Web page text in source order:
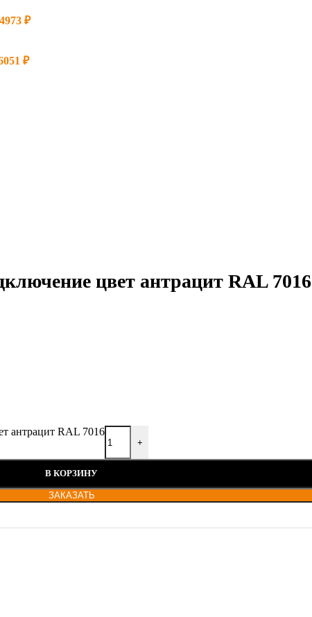
₽
₽
цвет антрацит RAL 7016
антрацит RAL 7016
+
В КОРЗИНУ
ЗАКАЗАТЬ